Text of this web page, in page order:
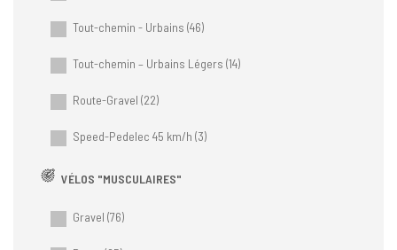
Tout-chemin - Urbains (46)
Tout-chemin – Urbains Légers (14)
Route-Gravel (22)
Speed-Pedelec 45 km/h (3)
VÉLOS "MUSCULAIRES"
Gravel (76)